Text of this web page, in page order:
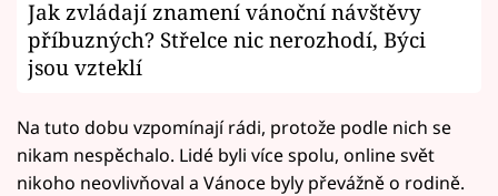
Jak zvládají znamení vánoční návštěvy
příbuzných? Střelce nic nerozhodí, Býci
jsou vzteklí
Na tuto dobu vzpomínají rádi, protože podle nich se
nikam nespěchalo. Lidé byli více spolu, online svět
nikoho neovlivňoval a Vánoce byly převážně o rodině.